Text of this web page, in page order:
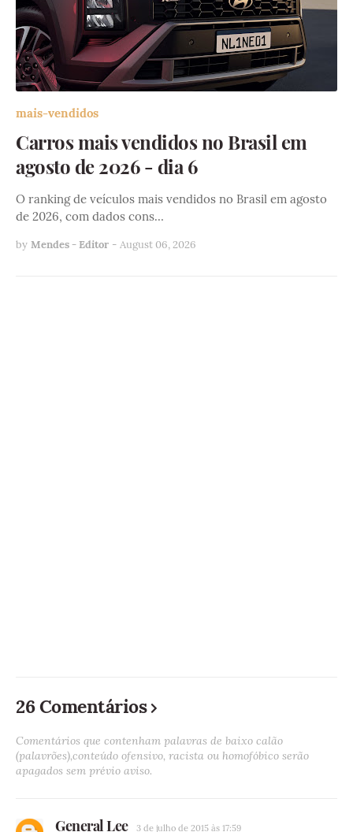
mais-vendidos
Carros mais vendidos no Brasil em
agosto de 2026 - dia 6
O ranking de veículos mais vendidos no Brasil em agosto
de 2026, com dados cons…
by Mendes - Editor - August 06, 2026
26 Comentários
Comentários que contenham palavras de baixo calão
(palavrões),conteúdo ofensivo, racista ou homofóbico serão
apagados sem prévio aviso.
General Lee 3 de julho de 2015 às 17:59